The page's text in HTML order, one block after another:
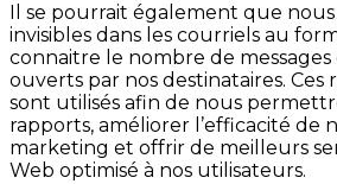
Il se pourrait également que
invisibles dans les courriels au
connaitre le nombre de
ouverts par nos destinataires. Ces
sont utilisés afin de nous
rapports, améliorer l’efficacité de
marketing et offrir de meilleurs
Web optimisé à nos utilisateurs.